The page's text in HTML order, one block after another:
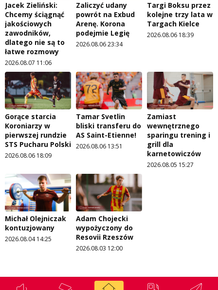
Jacek Zieliński:
Chcemy ściągnąć
jakościowych
zawodników,
dlatego nie są to
łatwe rozmowy
2026.08.07 11:06
Zaliczyć udany
powrót na Exbud
Arenę. Korona
podejmie Legię
2026.08.06 23:34
Targi Boksu przez
kolejne trzy lata w
Targach Kielce
2026.08.06 18:39
Gorące starcia
Koroniarzy w
pierwszej rundzie
STS Pucharu Polski
2026.08.06 18:09
Tamar Svetlin
bliski transferu do
AS Saint-Etienne!
2026.08.06 13:51
Zamiast
wewnętrznego
sparingu trening i
grill dla
karnetowiczów
2026.08.05 15:27
Michał Olejniczak
kontuzjowany
2026.08.04 14:25
Adam Chojecki
wypożyczony do
Resovii Rzeszów
2026.08.03 12:00